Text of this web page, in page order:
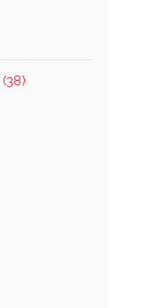
(38)